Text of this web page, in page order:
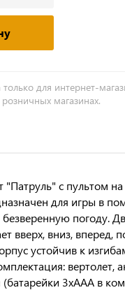
только для интернет-
магазинах.
"Патруль" с пультом
для игры в
погоду.
вверх, вниз, вперед,
устойчив к
вертолет,
(батарейки 3хААА в